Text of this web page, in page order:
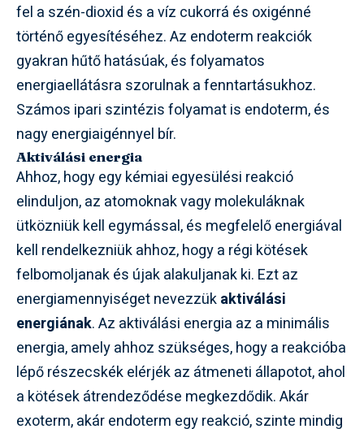
fel a szén-dioxid és a víz cukorrá és oxigénné
történő egyesítéséhez. Az endoterm reakciók
gyakran hűtő hatásúak, és folyamatos
energiaellátásra szorulnak a fenntartásukhoz.
Számos ipari szintézis folyamat is endoterm, és
nagy energiaigénnyel bír.
Aktiválási energia
Ahhoz, hogy egy kémiai egyesülési reakció
elinduljon, az atomoknak vagy molekuláknak
ütközniük kell egymással, és megfelelő energiával
kell rendelkezniük ahhoz, hogy a régi kötések
felbomoljanak és újak alakuljanak ki. Ezt az
energiamennyiséget nevezzükaktiválási
energiának. Az aktiválási energia az a minimális
energia, amely ahhoz szükséges, hogy a reakcióba
lépő részecskék elérjék az átmeneti állapotot, ahol
a kötések átrendeződése megkezdődik. Akár
exoterm, akár endoterm egy reakció, szinte mindig